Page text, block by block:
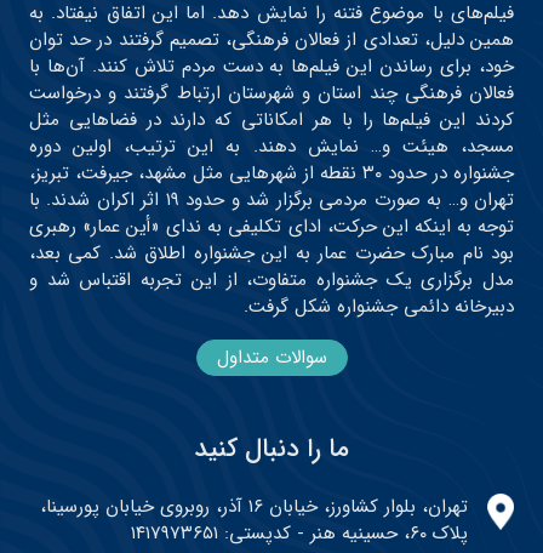
فیلم‌های با موضوع فتنه را نمایش دهد. اما این اتفاق نیفتاد. به
همین دلیل، تعدادی از فعالان فرهنگی، تصمیم گرفتند در حد توان
خود، برای رساندن این فیلم‌ها به دست مردم تلاش کنند. آن‌ها با
فعالان فرهنگی چند استان و شهرستان ارتباط گرفتند و درخواست
کردند این فیلم‌ها را با هر امکاناتی که دارند در فضاهایی مثل
مسجد، هیئت و… نمایش دهند. به این ترتیب، اولین دوره
جشنواره در حدود ۳۰ نقطه از شهرهایی مثل مشهد، جیرفت، تبریز،
تهران و… به صورت مردمی برگزار شد و حدود ۱۹ اثر اکران شدند. با
توجه به اینکه این حرکت، ادای تکلیفی به ندای «أین عمار» رهبری
بود نام مبارک حضرت عمار به این جشنواره اطلاق شد. کمی بعد،
مدل برگزاری یک جشنواره متفاوت، از این تجربه اقتباس شد و
دبیرخانه دائمی جشنواره شکل گرفت.
سوالات متداول
ما را دنبال کنید
تهران، بلوار کشاورز، خیابان ۱۶ آذر، روبروی خیابان پورسینا،
پلاک ۶۰، حسینیه هنر - کدپستی: ۱۴۱۷۹۷۳۶۵۱